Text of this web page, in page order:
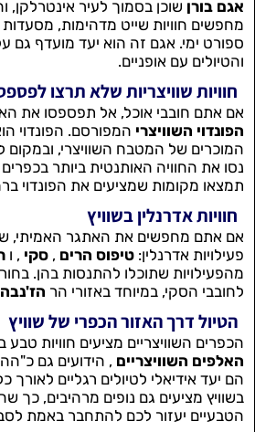
אגם בורן שוכן בסמוך לעיר אינטרלקן,
מחפשים חוויות שייט מדהימות, מסעדות
ספורט ימי. אגם זה הוא יעד מועדף גם
והטיולים עם אופניים.
חוויות שוויצריות שלא תרצו
אם אתם חובבי אוכל, אל תפספסו את
הפונדוי השוויצרי המפורסם. הפונדוי
המוכרים של המטבח השוויצרי, ובמקום
נסו את החוויה האותנטית ביותר
תמצאו מקומות שמציעים את הפונדוי
חוויות אדרנלין בשוויץ
אם אתם מחפשים את האתגר האמיתי,
פעילויות אדרנלין: טיפוס הרים , סקי , ו
מהפעילויות שתוכלו להתנסות בהן.
לחובבי הסקי, במיוחד באזורי הר הז'נבה
הטיול דרך האזור הכפרי של שוויץ
הכפרים השוויצריים מציעים חוויות
האלפים השוויצריים , הידועים גם
הם יעד אידיאלי לטיולים רגליים
בשוויץ מציעים גם נופים מרהיבים, כך
הטבעיים יעזור לכם להתחבר באמת